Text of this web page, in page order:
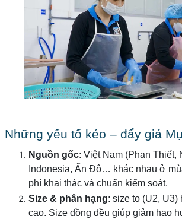
Những yếu tố kéo – đẩy giá
Nguồn gốc: Việt Nam (Phan Thiết,
Indonesia, Ấn Độ… khác nhau ở
phí khai thác và chuẩn kiểm soát.
Size & phân hạng: size to (U2,
cao. Size đồng đều giúp giảm hao